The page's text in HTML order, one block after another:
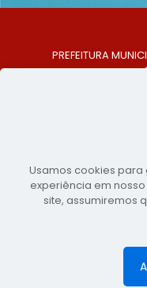
PREFEITURA
Centro, São
E-MAIL:
Copyright 2021-
Prefeitura
publicidade
Usamos cookies
experiência em
site, assumiremos